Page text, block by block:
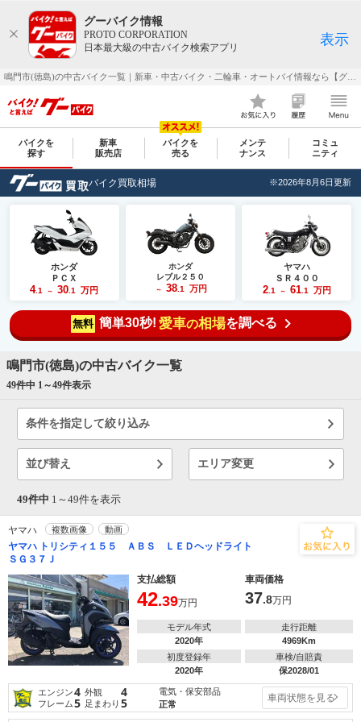
グーバイク情報
PROTO CORPORATION
日本最大級の中古バイク検索アプリ
表示
バイクを
探す
新車
販売店
バイクを
売る
メンテ
ナンス
コミュ
ニティ
バイク買取相場 ※2026年8月6日更新
ホンダ
ＰＣＸ
4.1 ～ 30 .1 万円
ホンダ
レブル２５０
～ 38.1 万円
ヤマハ
ＳＲ４００
2.1 ～ 61.1 万円
無料 簡単30秒! 愛車の相場を調べる
鳴門市(徳島)の中古バイク一覧
49件中 1～49件表示
条件を指定して絞り込み
並び替え エリア変更
49件中 1～ 49件を表示
ヤマハ 複数画像 動画
ヤマハ トリシティ１５５ ＡＢＳ ＬＥＤヘッドライト
ＳＧ３７Ｊ
支払総額
車両価格
42.39万円 37.8万円
モデル年式
2020年
走行距離
4969Km
初度登録年
2020年
車検/自賠責
保2028/01
エンジン4 外観 4
フレーム5 足まわり 5
電気・保安部品
正常
車両状態を見る